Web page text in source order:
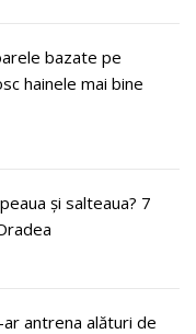
bazate pe
hainele mai bine
și salteaua? 7
antrena alături de